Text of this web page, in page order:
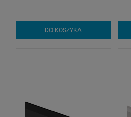
DO KOSZYKA